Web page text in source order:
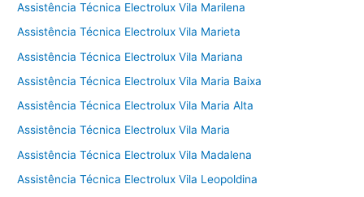
Assistência Técnica Electrolux Vila Marilena
Assistência Técnica Electrolux Vila Marieta
Assistência Técnica Electrolux Vila Mariana
Assistência Técnica Electrolux Vila Maria Baixa
Assistência Técnica Electrolux Vila Maria Alta
Assistência Técnica Electrolux Vila Maria
Assistência Técnica Electrolux Vila Madalena
Assistência Técnica Electrolux Vila Leopoldina